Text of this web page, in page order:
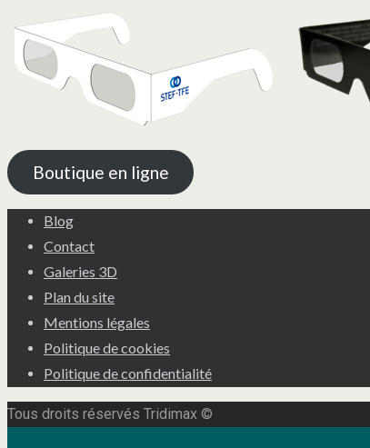
Boutique en ligne
Blog
Contact
Galeries 3D
Plan du site
Mentions légales
Politique de cookies
Politique de confidentialité
Tous droits réservés Tridimax ©